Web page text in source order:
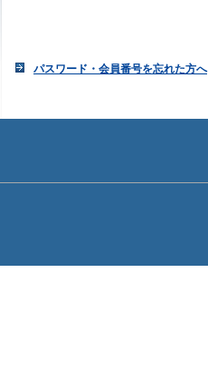
パスワード・会員番号を忘れた方へ